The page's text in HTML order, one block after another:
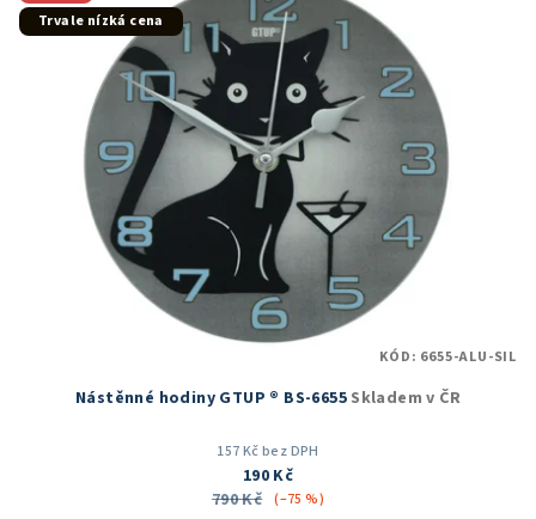
Trvale nízká cena
Nástěnné hodiny GTUP ® BS-6655 Skladem v ČR
157 Kč bez DPH
190 Kč
790 Kč (–75 %)
KÓD: 6655-ALU-SIL